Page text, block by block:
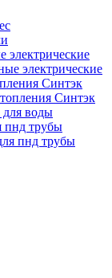
электрические
Синтэк
пнд трубы